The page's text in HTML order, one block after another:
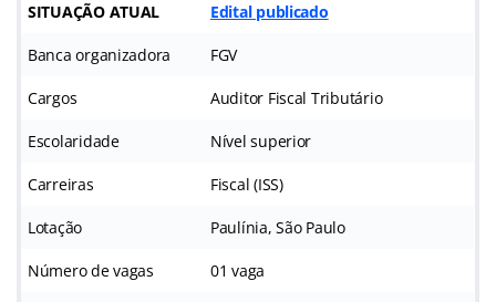
SITUAÇÃO ATUAL Edital publicado
Banca organizadora FGV
Cargos Auditor Fiscal Tributário
Escolaridade Nível superior
Carreiras Fiscal (ISS)
Lotação Paulínia, São Paulo
Número de vagas 01 vaga